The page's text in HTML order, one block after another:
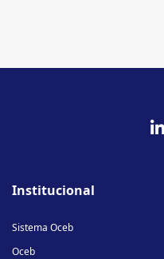
Institucional
Sistema Oceb
Oceb